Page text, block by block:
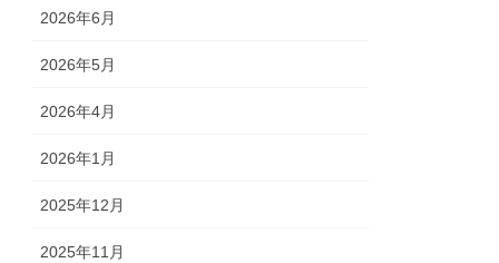
2026年6月
2026年5月
2026年4月
2026年1月
2025年12月
2025年11月